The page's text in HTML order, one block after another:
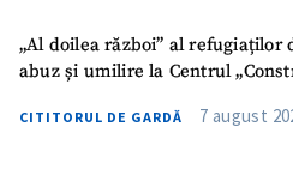
„Al doilea război” al refugiaților
abuz și umilire la Centrul
CITITORUL DE GARDĂ 7 august